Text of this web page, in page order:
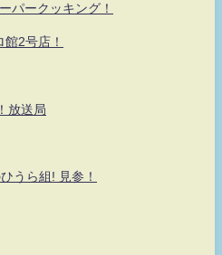
パークッキング！
2号店！
放送局
うら組! 見参！